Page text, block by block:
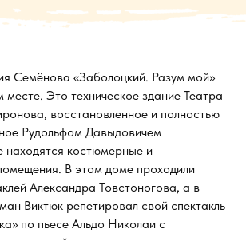
Семёнова «Заболоцкий. Разум мой»
месте. Это техническое здание Театра
восстановленное и полностью
Рудольфом Давыдовичем
костюмерные и
В этом доме проходили
Александра Товстоногова, а в
Виктюк репетировал свой спектакль
по пьесе Альдо Николаи с